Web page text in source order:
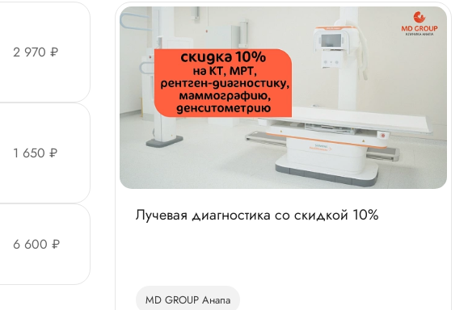
2 970 ₽
1 650 ₽
6 600 ₽
Лучевая диагностика со скидкой 10%
MD GROUP Анапа